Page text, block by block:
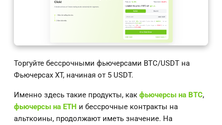
Торгуйте бессрочными фьючерсами BTC/USDT на
Фьючерсах XT, начиная от 5 USDT.
Именно здесь такие продукты, как фьючерсы на BTC,
фьючерсы на ETH и бессрочные контракты на
альткоины, продолжают иметь значение. На